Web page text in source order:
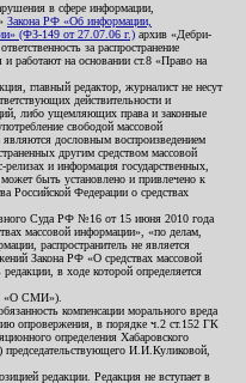
в сфере информации,
Закона РФ «Об информации,
(ФЗ-149 от 27.07.06 г.) архив «Дебри-
за распространение
работают на основании ст.8 «Право на
главный редактор, журналист не несут
действительности и
либо ущемляющих права и законные
свободой массовой
дословным воспроизведением
другим средством массовой
и информация государственных,
быть установлено и привлечено к
Российской Федерации о средствах
Суда РФ №16 от 15 июня 2010 года
массовой информации», «по делам,
распространитель не является
Закона РФ «О средствах массовой
в ходе которой определяется
«О СМИ»).
компенсации морального вреда
опровержения, в порядке ч.2 ст.152 ГК
определения Хабаровского
И.И.Куликовой,
редакции. Редакция не вступает в